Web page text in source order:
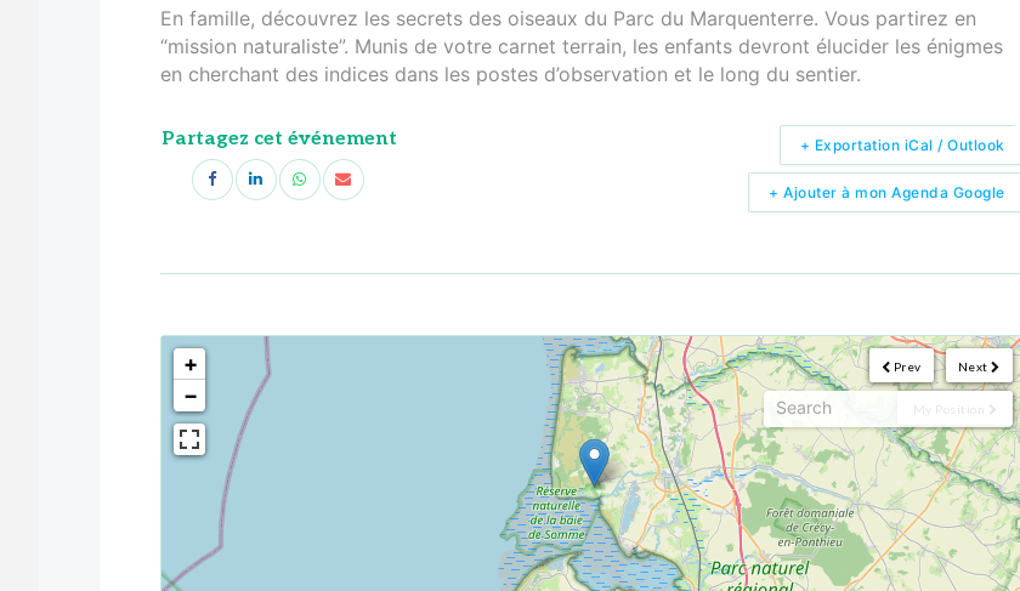
En famille, découvrez les secrets des oiseaux du Parc du Marquenterre. Vous partirez en
“mission naturaliste”. Munis de votre carnet terrain, les enfants devront élucider les énigmes
en cherchant des indices dans les postes d’observation et le long du sentier.
Partagez cet événement
+ Ajouter à mon Agenda Google
+ Exportation iCal / Outlook
Next
Prev
My Position
<!---->
+
−